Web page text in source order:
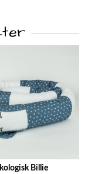
Billie